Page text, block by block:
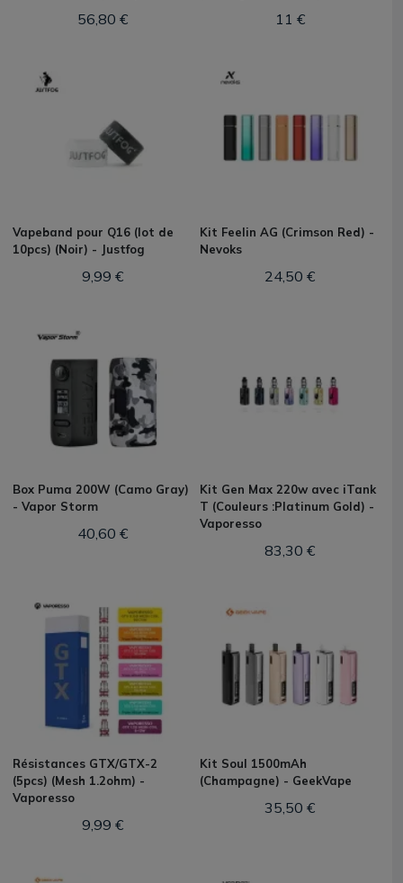
56,80 € 11 €
Vapeband pour Q16 (lot de
10pcs) (Noir) - Justfog
9,99 €
Kit Feelin AG (Crimson Red) -
Nevoks
24,50 €
Box Puma 200W (Camo Gray)
- Vapor Storm
40,60 €
Kit Gen Max 220w avec iTank
T (Couleurs :Platinum Gold) -
Vaporesso
83,30 €
Résistances GTX/GTX-2
(5pcs) (Mesh 1.2ohm) -
Vaporesso
9,99 €
Kit Soul 1500mAh
(Champagne) - GeekVape
35,50 €